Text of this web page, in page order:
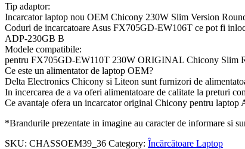
Tip adaptor:
Incarcator laptop nou OEM Chicony 230W Slim Version
Coduri de incarcatoare Asus FX705GD-EW106T ce pot fi
ADP-230GB B
Modele compatibile:
pentru FX705GD-EW110T 230W ORIGINAL Chicony Slim
Ce este un alimentator de laptop OEM?
Delta Electronics Chicony si Liteon sunt furnizori de
In incercarea de a va oferi alimentatoare de calitate la preturi
Ce avantaje ofera un incarcator original Chicony pentru
*Brandurile prezentate in imagine au caracter de informare si
SKU: CHASSOEM39_36 Category: Încărcătoare Laptop